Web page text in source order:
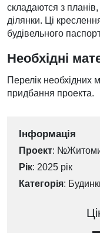
складаются з
ділянки. Ці
будівельного
Необхідні
Перелік необхідних
придбання проекта.
Інформація
Проект:
Рік: 2025 рік
Категорія: